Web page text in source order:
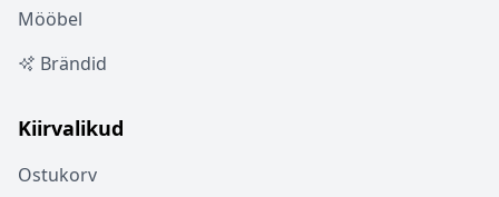
Mööbel
Brändid
Kiirvalikud
Ostukorv